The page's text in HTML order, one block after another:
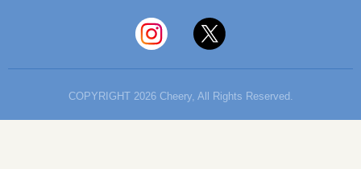
COPYRIGHT 2026 Cheery, All Rights Reserved.